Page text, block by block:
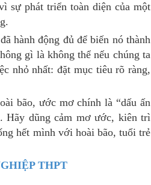
sự phát triển toàn diện của một
động đủ để biến nó thành
gì là không thể nếu chúng ta
nhỏ nhất: đặt mục tiêu rõ ràng,
bão, ước mơ chính là “dấu ấn
Hãy dũng cảm mơ ước, kiên trì
hết mình với hoài bão, tuổi trẻ
THPT